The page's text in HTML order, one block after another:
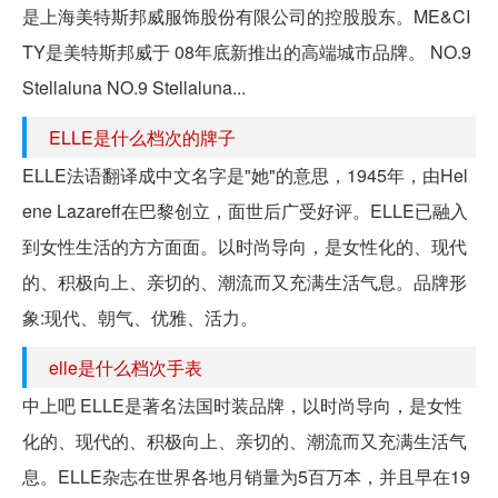
是上海美特斯邦威服饰股份有限公司的控股股东。ME&CI
TY是美特斯邦威于 08年底新推出的高端城市品牌。 NO.9
Stellaluna NO.9 Stellaluna...
ELLE是什么档次的牌子
ELLE法语翻译成中文名字是"她"的意思，1945年，由Hel
ene Lazareff在巴黎创立，面世后广受好评。ELLE已融入
到女性生活的方方面面。以时尚导向，是女性化的、现代
的、积极向上、亲切的、潮流而又充满生活气息。品牌形
象:现代、朝气、优雅、活力。
elle是什么档次手表
中上吧 ELLE是著名法国时装品牌，以时尚导向，是女性
化的、现代的、积极向上、亲切的、潮流而又充满生活气
息。ELLE杂志在世界各地月销量为5百万本，并且早在19